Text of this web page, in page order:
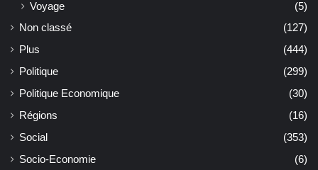
Voyage
(5)
Non classé
(127)
Plus
(444)
Politique
(299)
Politique Economique
(30)
Régions
(16)
Social
(353)
Socio-Economie
(6)